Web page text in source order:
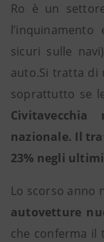
Ro è un
sicuri sulle
auto.Si tratta di
soprattutto se
nazionale. Il
23% negli
Lo scorso anno
autovetture
che conferma il